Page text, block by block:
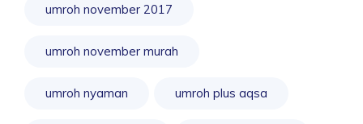
umroh november 2017
umroh november murah
umroh nyaman umroh plus aqsa